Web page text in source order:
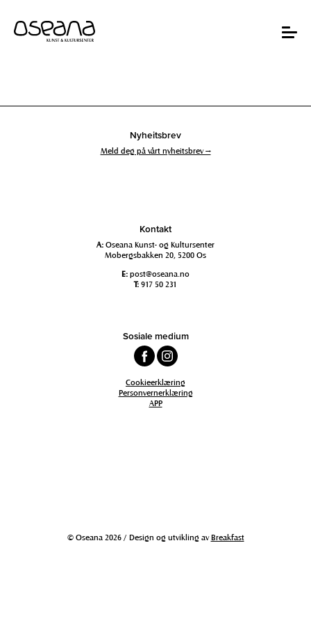
innhold
navigasjon
Toggle
Nyheitsbrev
Meld deg på vårt nyheitsbrev →
Kontakt
A: Oseana Kunst- og Kultursenter
Mobergsbakken 20, 5200 Os
E: post@oseana.no
T: 917 50 231
Sosiale medium
Cookieerklæring
Personvernerklæring
APP
© Oseana 2026 / Design og utvikling avBreakfast